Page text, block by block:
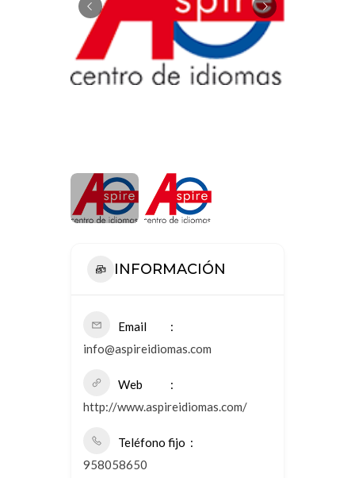
INFORMACIÓN
Email
info@aspireidiomas.com
Web
http://www.aspireidiomas.com/
Teléfono fijo
958058650